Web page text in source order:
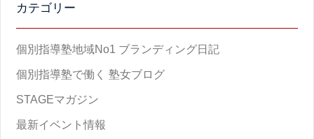
カテゴリー
個別指導塾地域No1 ブランディング日記
個別指導塾で働く 塾女ブログ
STAGEマガジン
最新イベント情報